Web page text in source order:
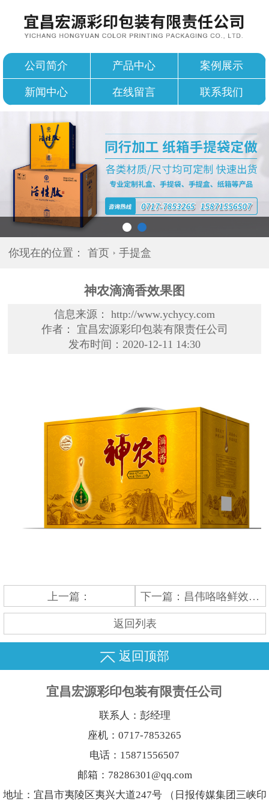
公司简介 产品中心 案例展示
新闻中心 在线留言 联系我们
你现在的位置： 首页 手提盒
神农滴滴香效果图
信息来源： http://www.ychycy.com
作者： 宜昌宏源彩印包装有限责任公司
发布时间：2020-12-11 14:30
上一篇： 下一篇： 昌伟咯咯鲜效果图
返回列表
返回顶部
宜昌宏源彩印包装有限责任公司
联系人：彭经理
座机：0717-7853265
电话：15871556507
邮箱：78286301@qq.com
地址：宜昌市夷陵区夷兴大道247号 （日报传媒集团三峡印